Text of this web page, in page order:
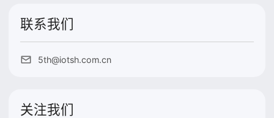
联系我们
5th@iotsh.com.cn
关注我们